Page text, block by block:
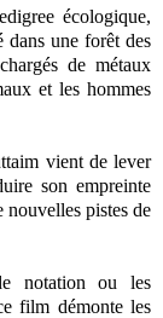
écologique,
dans une forêt des
de métaux
et les hommes
vient de lever
son empreinte
pistes de
notation ou les
film démonte les